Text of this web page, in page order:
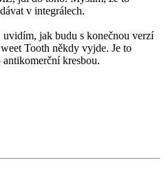
v integrálech.
uvidím, jak budu s konečnou verzí
Tooth někdy vyjde. Je to
antikomerční kresbou.